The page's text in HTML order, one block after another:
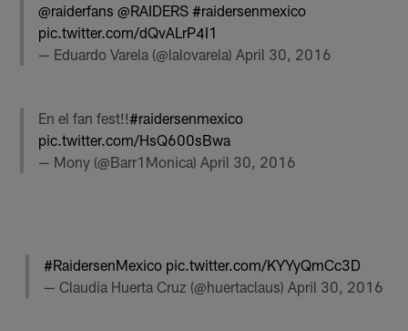
@raiderfans @RAIDERS #raidersenmexico
pic.twitter.com/dQvALrP4I1
— Eduardo Varela (@lalovarela) April 30, 2016
En el fan fest!!#raidersenmexico
pic.twitter.com/HsQ600sBwa
— Mony (@Barr1Monica)April 30, 2016
#RaidersenMexico pic.twitter.com/KYYyQmCc3D
— Claudia Huerta Cruz (@huertaclaus) April 30, 2016